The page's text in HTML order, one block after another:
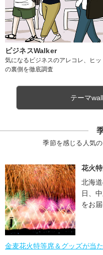
ビジネスWalker
気になるビジネスのアレコレ、ヒッ
の裏側を徹底調査
テーマ
季節を感じる人気
花火
北海
日、
をお届
金麦花火特等席＆グッズが当